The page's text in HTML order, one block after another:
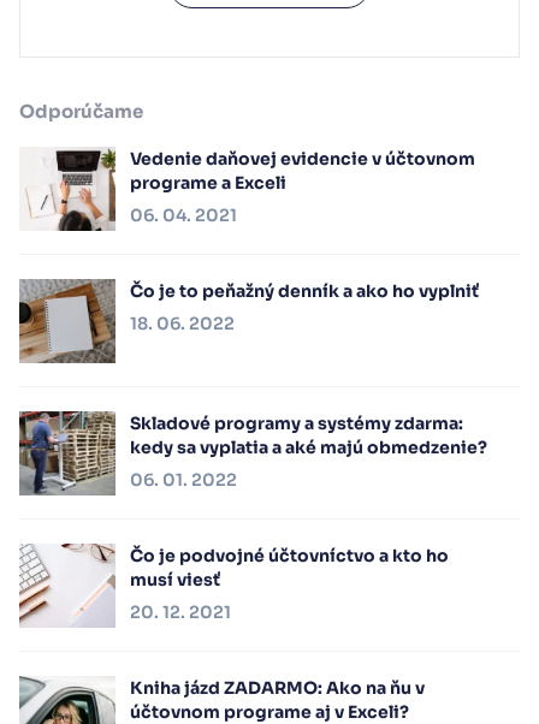
Odporúčame
Vedenie daňovej evidencie v účtovnom
programe a Exceli
06. 04. 2021
Čo je to peňažný denník a ako ho vyplniť
18. 06. 2022
Skladové programy a systémy zdarma:
kedy sa vyplatia a aké majú obmedzenie?
06. 01. 2022
Čo je podvojné účtovníctvo a kto ho
musí viesť
20. 12. 2021
Kniha jázd ZADARMO: Ako na ňu v
účtovnom programe aj v Exceli?